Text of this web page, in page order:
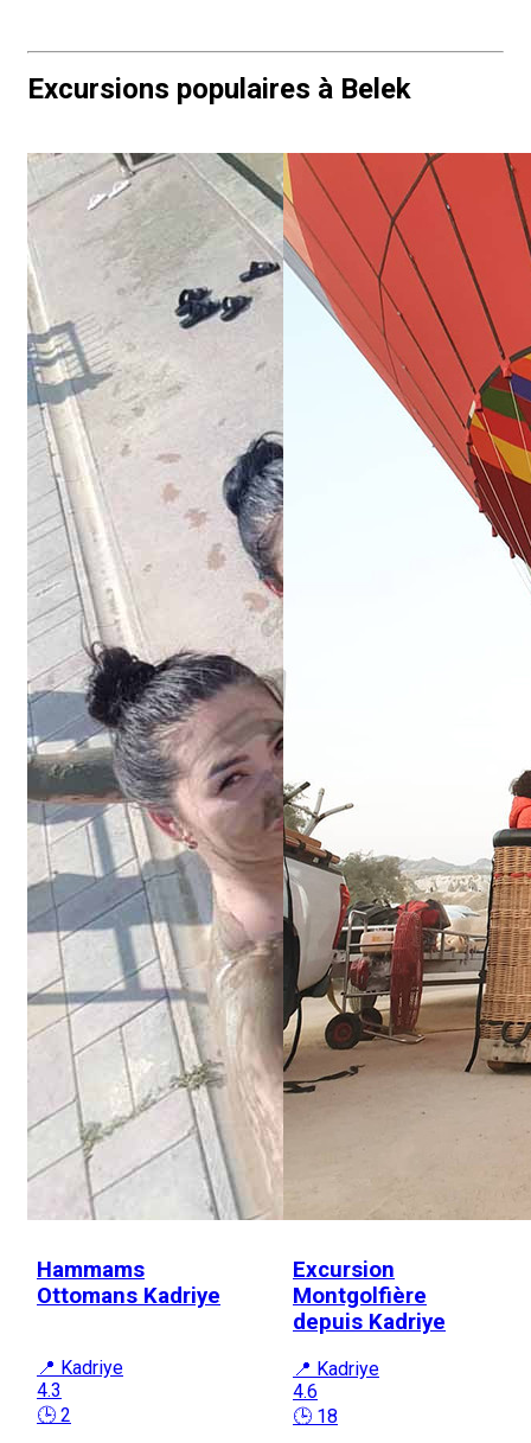
Excursions populaires à Belek
Hammams
Ottomans Kadriye
📍 Kadriye
4.3
🕒 2
Excursion
Montgolfière
depuis Kadriye
📍 Kadriye
4.6
🕒 18